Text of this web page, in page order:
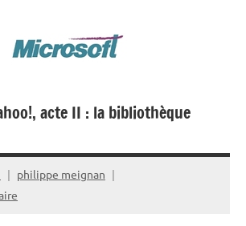
acte II : la bibliothèque
philippe meignan